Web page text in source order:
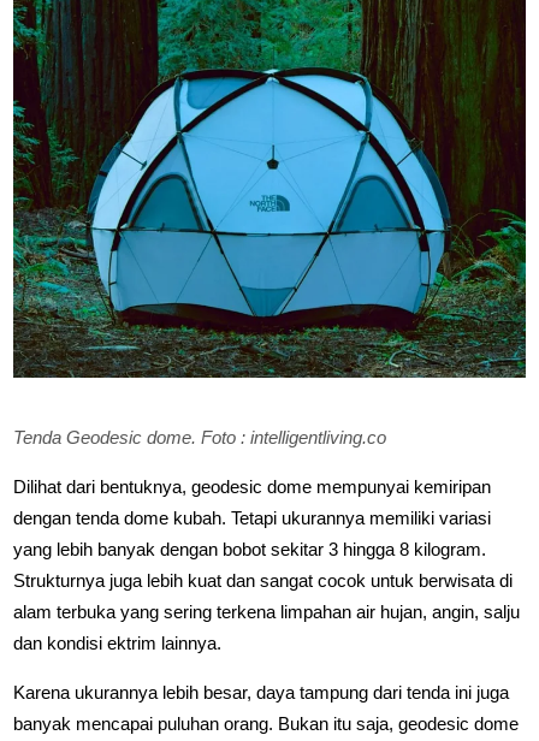
Tenda Geodesic dome. Foto : intelligentliving.co
Dilihat dari bentuknya, geodesic dome mempunyai kemiripan
dengan tenda dome kubah. Tetapi ukurannya memiliki variasi
yang lebih banyak dengan bobot sekitar 3 hingga 8 kilogram.
Strukturnya juga lebih kuat dan sangat cocok untuk berwisata di
alam terbuka yang sering terkena limpahan air hujan, angin, salju
dan kondisi ektrim lainnya.
Karena ukurannya lebih besar, daya tampung dari tenda ini juga
banyak mencapai puluhan orang. Bukan itu saja, geodesic dome